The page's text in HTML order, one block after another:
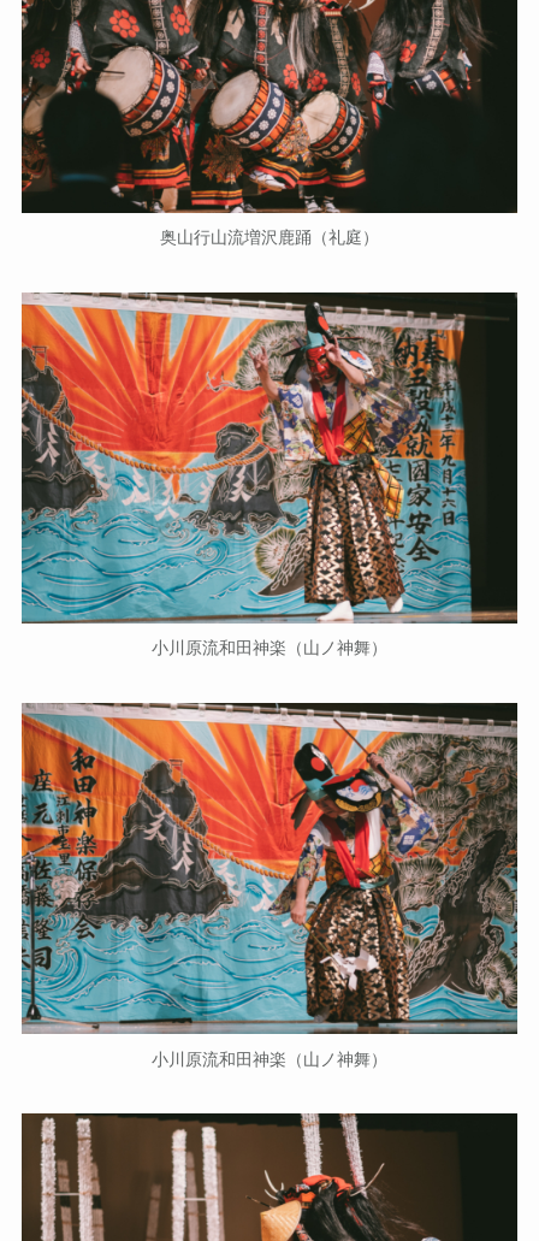
奥山行山流増沢鹿踊（礼庭）
小川原流和田神楽（山ノ神舞）
小川原流和田神楽（山ノ神舞）